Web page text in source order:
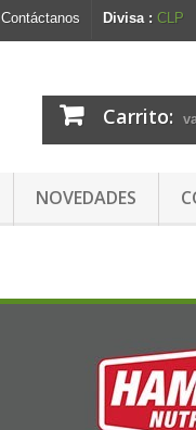
Divisa : CLP
Contáctanos
Carrito:
NOVEDADES